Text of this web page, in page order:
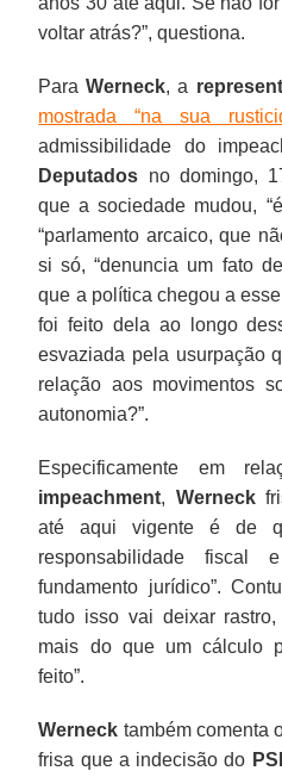
voltar atrás?”, questiona.
ParaWerneck, a
mostrada “na sua
admissibilidade do
Deputados no domingo,
que a sociedade mudou,
“parlamento arcaico, que
si só, “denuncia um fato
que a política chegou a
foi feito dela ao longo
esvaziada pela usurpação
relação aos movimentos
autonomia?”.
Especificamente em
impeachment, Werneck
até aqui vigente é de
responsabilidade fiscal
fundamento jurídico”.
tudo isso vai deixar
mais do que um cálculo
feito”.
Werneck também comenta
frisa que a indecisão do